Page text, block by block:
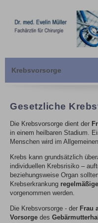
Krebsvorsorge
Gesetzliche
Die Krebsvorsorge dient der
in einem heilbaren Stadium.
Menschen wird im
Krebs kann grundsätzlich
individuellen Krebsrisiko –
beziehungsweise Organ
Krebserkrankung
vorgenommen werden.
Die Krebsvorsorge - der Frau
Vorsorge des